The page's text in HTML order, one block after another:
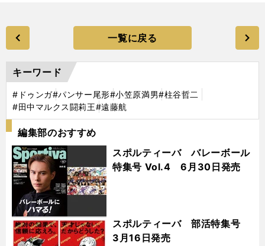
一覧に戻る
キーワード
#ドゥンガ#パンサー尾形#小笠原満男#柱谷哲二
#田中マルクス闘莉王#遠藤航
編集部のおすすめ
スポルティーバ バレーボール
特集号 Vol.4 6月30日発売
スポルティーバ 部活特集号
3月16日発売